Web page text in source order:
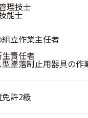
理技士
能士
立作業主任者
責任者
墜落制止用器具の作
許2級